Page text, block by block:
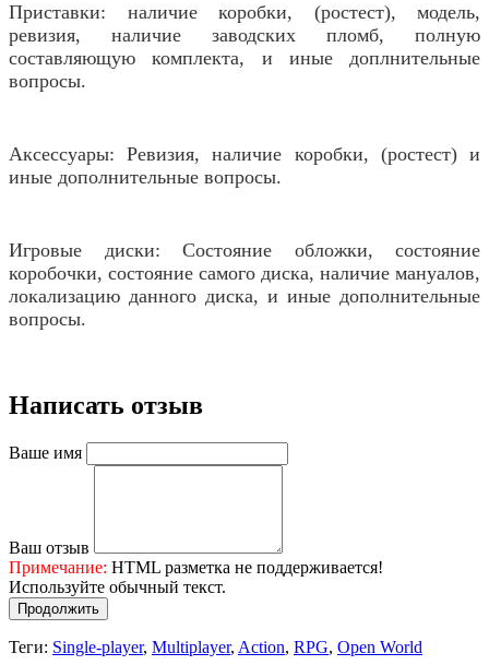
Приставки: наличие коробки, (ростест), модель,
ревизия, наличие заводских пломб, полную
составляющую комплекта, и иные доплнительные
вопросы.
Аксессуары: Ревизия, наличие коробки, (ростест) и
иные дополнительные вопросы.
Игровые диски: Состояние обложки, состояние
коробочки, состояние самого диска, наличие мануалов,
локализацию данного диска, и иные дополнительные
вопросы.
Написать отзыв
Ваше имя
Ваш отзыв
Примечание: HTML разметка не поддерживается!
Используйте обычный текст.
Продолжить
Теги: Single-player, Multiplayer, Action, RPG, Open World